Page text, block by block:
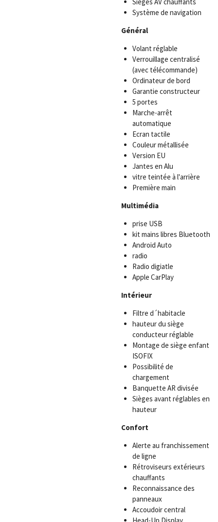
Système de navigation
Général
Volant réglable
Verrouillage centralisé
(avec télécommande)
Ordinateur de bord
Garantie constructeur
5 portes
Marche-arrêt
automatique
Ecran tactile
Couleur métallisée
Version EU
Jantes en Alu
vitre teintée à l'arrière
Première main
Multimédia
prise USB
kit mains libres Bluetooth
Android Auto
radio
Radio digiatle
Apple CarPlay
Intérieur
Filtre d´habitacle
hauteur du siège
conducteur réglable
Montage de siège enfant
ISOFIX
Possibilité de
chargement
Banquette AR divisée
Sièges avant réglables en
hauteur
Confort
Alerte au franchissement
de ligne
Rétroviseurs extérieurs
chauffants
Reconnaissance des
panneaux
Accoudoir central